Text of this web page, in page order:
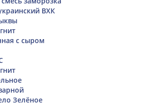
ВХК
с сыром
Зелёное